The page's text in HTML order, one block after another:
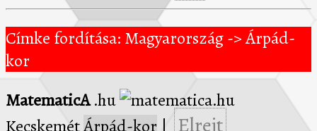
Címke fordítása: Magyarország -> Árpád-
kor
MatematicA.hu
KecskemétÁrpád-kor
Elrejt